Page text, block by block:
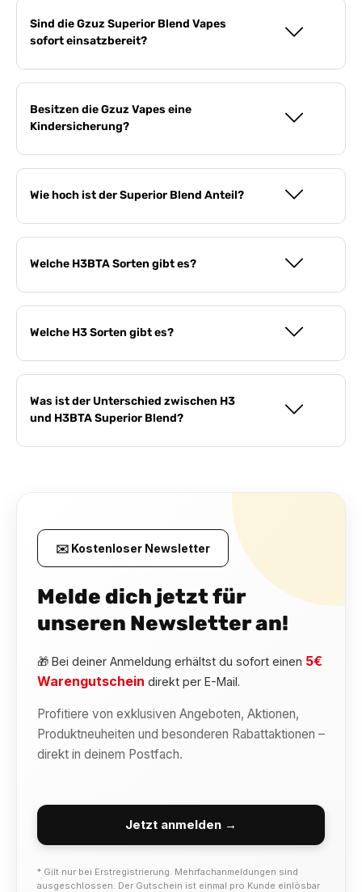
Sind die Gzuz Superior Blend Vapes
sofort einsatzbereit?
Besitzen die Gzuz Vapes eine
Kindersicherung?
Wie hoch ist der Superior Blend Anteil?
Welche H3BTA Sorten gibt es?
Welche H3 Sorten gibt es?
Was ist der Unterschied zwischen H3
und H3BTA Superior Blend?
✉️ Kostenloser Newsletter
Melde dich jetzt für
unseren Newsletter an!
🎁 Bei deiner Anmeldung erhältst du sofort einen 5€
Warengutschein direkt per E-Mail.
Profitiere von exklusiven Angeboten, Aktionen,
Produktneuheiten und besonderen Rabattaktionen –
direkt in deinem Postfach.
Jetzt anmelden →
* Gilt nur bei Erstregistrierung. Mehrfachanmeldungen sind
ausgeschlossen. Der Gutschein ist einmal pro Kunde einlösbar